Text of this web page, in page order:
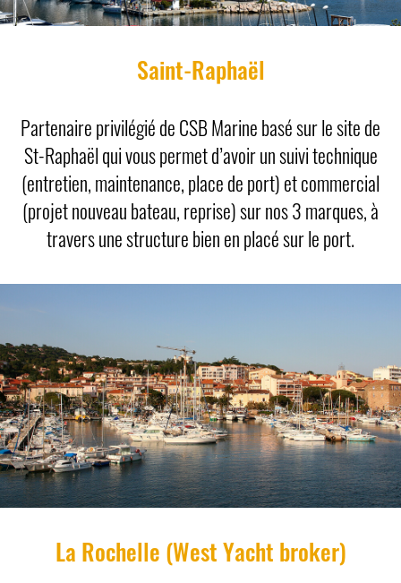
Saint-Raphaël
Partenaire privilégié de CSB Marine basé sur le site de
St-Raphaël qui vous permet d’avoir un suivi technique
(entretien, maintenance, place de port) et commercial
(projet nouveau bateau, reprise) sur nos 3 marques, à
travers une structure bien en placé sur le port.
La Rochelle (West Yacht broker)